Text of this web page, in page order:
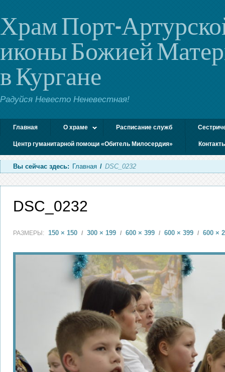
Храм Порт-
иконы Божией
в Кургане
Радуйся Невесто Неневестная!
Главная О храме Расписание служб
Центр гуманитарной помощи «Обитель Милосердия»
Вы сейчас здесь: Главная / DSC_0232
DSC_0232
РАЗМЕРЫ: 150 × 150 / 300 × 199 / 600 × 399 / 600 × 399 / 600 ×